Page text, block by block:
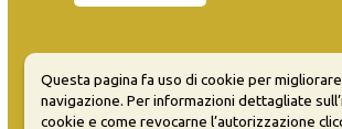
Guida
FAQ
Questa pagina fa uso di cookie per
navigazione. Per informazioni dettagliate
cookie e come revocarne l’autorizzazione